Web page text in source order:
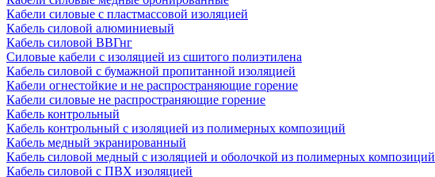
Кабели силовые с пластмассовой изоляцией
Кабель силовой алюминиевый
Кабель силовой ВВГнг
Силовые кабели с изоляцией из сшитого полиэтилена
Кабель силовой с бумажной пропитанной изоляцией
Кабели огнестойкие и не распространяющие горение
Кабели силовые не распространяющие горение
Кабель контрольный
Кабель контрольный с изоляцией из полимерных композиций
Кабель медный экранированный
Кабель силовой медный с изоляцией и оболочкой из полимерных композиций
Кабель силовой с ПВХ изоляцией